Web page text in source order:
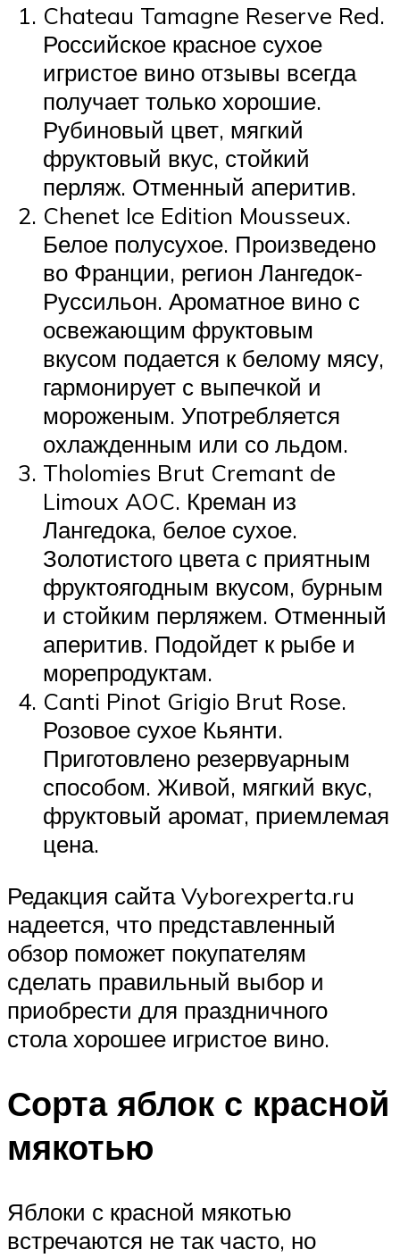
Chateau Tamagne Reserve Red.
Российское красное сухое
игристое вино отзывы всегда
получает только хорошие.
Рубиновый цвет, мягкий
фруктовый вкус, стойкий
перляж. Отменный аперитив.
Chenet Ice Edition Mousseux.
Белое полусухое. Произведено
во Франции, регион Лангедок-
Руссильон. Ароматное вино с
освежающим фруктовым
вкусом подается к белому мясу,
гармонирует с выпечкой и
мороженым. Употребляется
охлажденным или со льдом.
Tholomies Brut Cremant de
Limoux AOC. Креман из
Лангедока, белое сухое.
Золотистого цвета с приятным
фруктоягодным вкусом, бурным
и стойким перляжем. Отменный
аперитив. Подойдет к рыбе и
морепродуктам.
Canti Pinot Grigio Brut Rose.
Розовое сухое Кьянти.
Приготовлено резервуарным
способом. Живой, мягкий вкус,
фруктовый аромат, приемлемая
цена.
Редакция сайта Vyborexperta.ru
надеется, что представленный
обзор поможет покупателям
сделать правильный выбор и
приобрести для праздничного
стола хорошее игристое вино.
Сорта яблок с красной
мякотью
Яблоки с красной мякотью
встречаются не так часто, но